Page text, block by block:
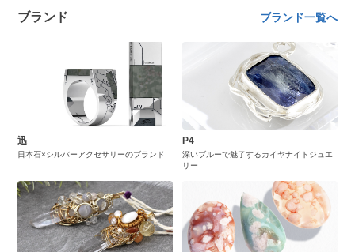
ブランド ブランド一覧へ
迅
日本石×シルバーアクセサリーのブランド
P4
深いブルーで魅了するカイヤナイトジュエ
リー